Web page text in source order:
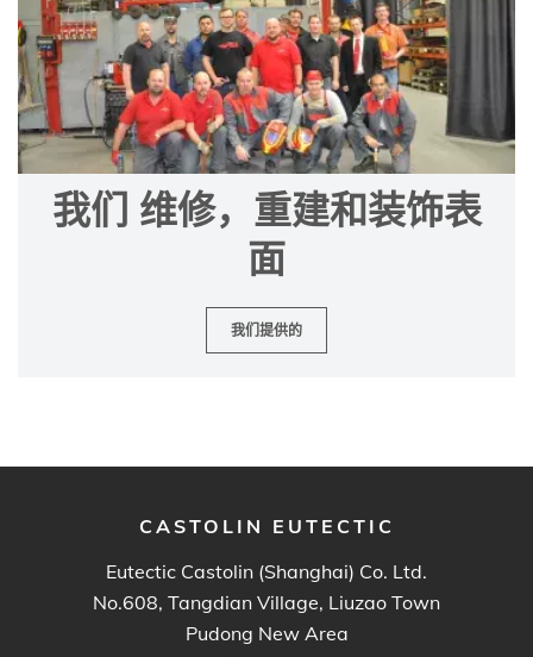
我们 维修，重建和装饰表
面
我们提供的
CASTOLIN EUTECTIC
Eutectic Castolin (Shanghai) Co. Ltd.
No.608, Tangdian Village, Liuzao Town
Pudong New Area